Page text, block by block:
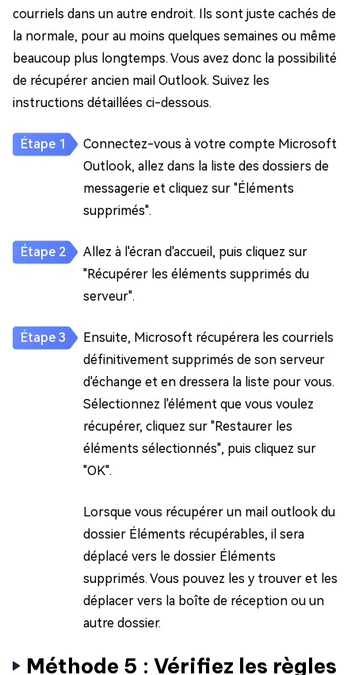
courriels dans un autre endroit. Ils sont juste cachés de
la normale, pour au moins quelques semaines ou même
beaucoup plus longtemps. Vous avez donc la possibilité
de récupérer ancien mail Outlook. Suivez les
instructions détaillées ci-dessous.
Connectez-vous à votre compte Microsoft
Outlook, allez dans la liste des dossiers de
messagerie et cliquez sur "Éléments
supprimés".
Allez à l'écran d'accueil, puis cliquez sur
"Récupérer les éléments supprimés du
serveur".
Ensuite, Microsoft récupérera les courriels
définitivement supprimés de son serveur
d'échange et en dressera la liste pour vous.
Sélectionnez l'élément que vous voulez
récupérer, cliquez sur "Restaurer les
éléments sélectionnés", puis cliquez sur
"OK".
Lorsque vous récupérer un mail outlook du
dossier Éléments récupérables, il sera
déplacé vers le dossier Éléments
supprimés. Vous pouvez les y trouver et les
déplacer vers la boîte de réception ou un
autre dossier.
Méthode 5 : Vérifiez les règles